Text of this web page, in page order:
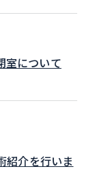
室について
紹介を行いま